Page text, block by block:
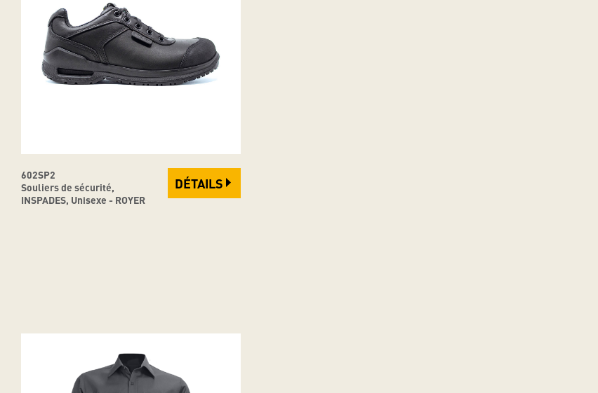
602SP2
Souliers de sécurité,
INSPADES, Unisexe - ROYER
DÉTAILS